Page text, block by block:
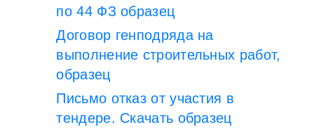
по 44 ФЗ образец
Договор генподряда на
выполнение строительных работ,
образец
Письмо отказ от участия в
тендере. Скачать образец